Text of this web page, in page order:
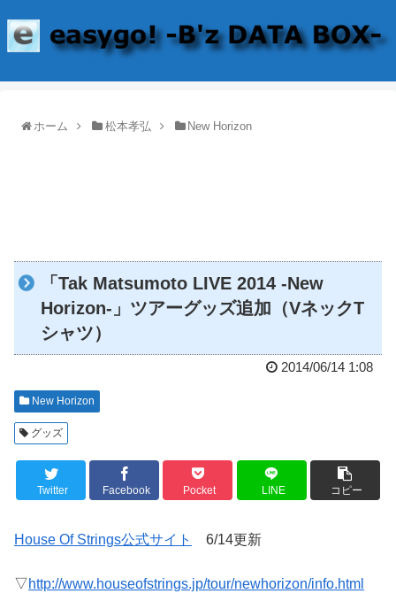
ホーム 松本孝弘 New Horizon
「Tak Matsumoto LIVE 2014 -New
Horizon-」ツアーグッズ追加（VネックT
シャツ）
2014/06/14 1:08
New Horizon
グッズ
Twitter Facebook Pocket LINE コピー
House Of Strings公式サイト 6/14更新
▽http://www.houseofstrings.jp/tour/newhorizon/info.html